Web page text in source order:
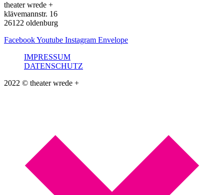
theater wrede +
klävemannstr. 16
26122 oldenburg
FacebookYoutube Instagram Envelope
IMPRESSUM
DATENSCHUTZ
2022 © theater wrede +